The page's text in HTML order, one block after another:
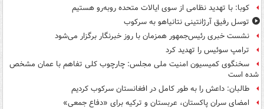
کوبا: با تهدید نظامی از سوی ایالات متحده روبه‌رو هستیم
توسل رفیق آرژانتینی نتانیاهو به سرکوب
نشست خبری رئیس‌جمهور همزمان با روز خبرنگار برگزار می‌شود
ترامپ سوئیس را تهدید کرد
سخنگوی کمیسیون امنیت ملی مجلس: چارچوب کلی تفاهم با عمان مشخص
شده است
طالبان: داعش را به طور کامل در افغانستان سرکوب کردیم
امضای سران پاکستان، عربستان و ترکیه برای «دفاع جمعی»